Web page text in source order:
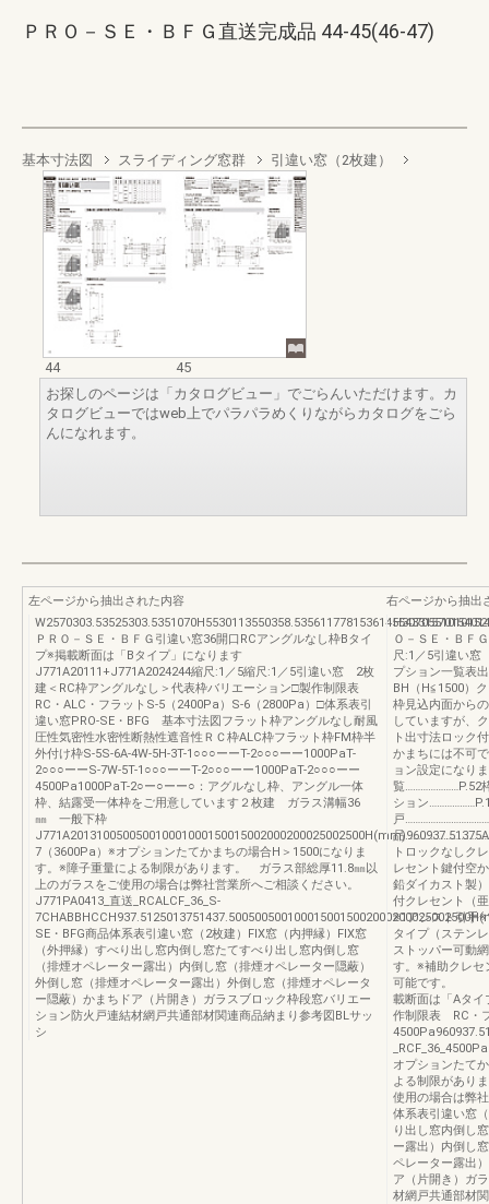
ＰＲＯ－ＳＥ・ＢＦＧ直送完成品 44-45(46-47)
基本寸法図 スライディング窓群 引違い窓（2枚建）
44
45
お探しのページは「カタログビュー」でごらんいただけます。カ
タログビューではweb上でパラパラめくりながらカタログをごら
んになれます。
左ページから抽出された内容
ＰＲＯ－ＳＥ・ＢＦＧ引違い窓36開口RCアングルなし枠Bタイ
プ※掲載断面は「Bタイプ」になります
J771A20111+J771A2024244縮尺:1／5縮尺:1／5引違い窓 2枚
建＜RC枠アングルなし＞代表枠バリエーション□製作制限表
RC・ALC・フラットS-5（2400Pa）S-6（2800Pa）□体系表引
違い窓PRO-SE・BFG 基本寸法図フラット枠アングルなし耐風
圧性気密性水密性断熱性遮音性ＲＣ枠ALC枠フラット枠FM枠半
外付け枠S-5S-6A-4W-5H-3T-1○○○ーーT-2○○○ーー1000PaT-
2○○○ーーS-7W-5T-1○○○ーーT-2○○○ーー1000PaT-2○○○ーー
4500Pa1000PaT-2○ー○ーー○：アグルなし枠、アングル一体
枠、結露受一体枠をご用意しています２枚建 ガラス溝幅36
㎜ 一般下枠
7（3600Pa）※オプションたてかまちの場合H＞1500になりま
す。※障子重量による制限があります。 ガラス部総厚11.8㎜以
上のガラスをご使用の場合は弊社営業所へご相談ください。
J771PA0413_直送_RCALCF_36_S-
SE・BFG商品体系表引違い窓（2枚建）FIX窓（内押縁）FIX窓
（外押縁）すべり出し窓内倒し窓たてすべり出し窓内倒し窓
（排煙オペレーター露出）内倒し窓（排煙オペレーター隠蔽）
外倒し窓（排煙オペレーター露出）外倒し窓（排煙オペレータ
ー隠蔽）かまちドア（片開き）ガラスブロック枠段窓バリエー
ション防火戸連結材網戸共通部材関連商品納まり参考図BLサッ
シ
右ページから抽出
Ｏ－ＳＥ・ＢＦ
尺:1／5引違い
プション一覧表
BH（H≦1500）
枠見込内面から
していますが、
ト出寸法ロック
かまちには不可
ョン設定になり
覧…………………P.52
ション
戸
品
トロックなしク
レセント鍵付空
鉛ダイカスト製
付クレセント（
※1アシスト引手
タイプ（ステン
ストッパー可動
す。※補助クレ
可能です。 Ａ
載断面は「Aタ
作制限表 RC・
オプションたて
よる制限があり
使用の場合は弊
体系表引違い窓
り出し窓内倒し
ー露出）内倒し
ペレーター露出
ア（片開き）ガ
材網戸共通部材